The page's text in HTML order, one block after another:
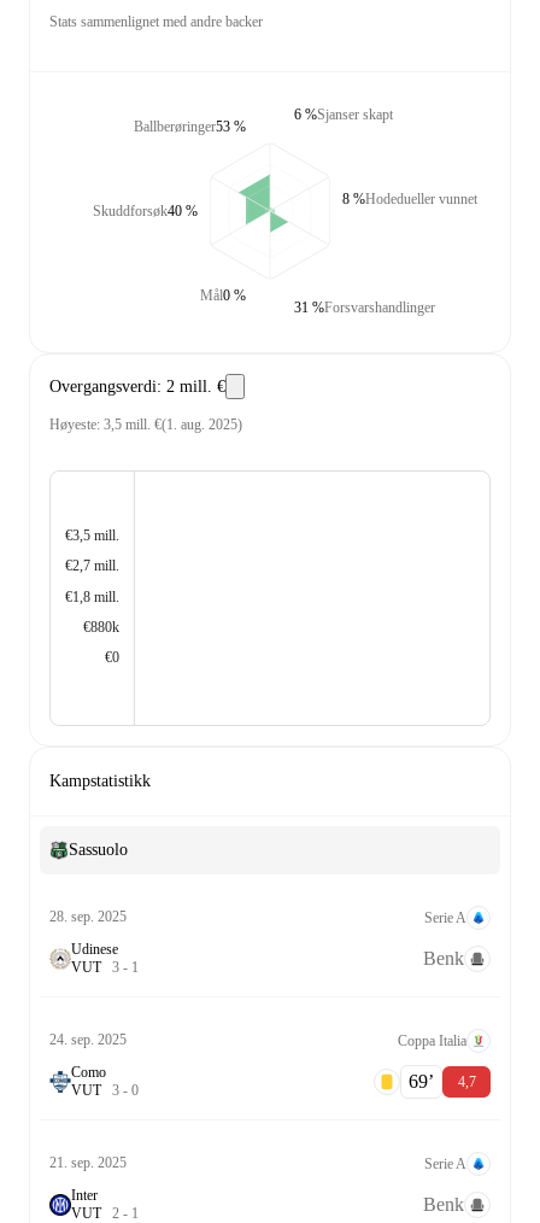
Stats sammenlignet med andre backer
Ballberøringer53 %
Skuddforsøk40 %
Mål0 %
Sjanser skapt
6 %
Hodedueller vunnet
8 %
Forsvarshandlinger
31 %
Overgangsverdi: 2 mill. €
Høyeste: 3,5 mill. €(1. aug. 2025)
€3,5 mill.
€2,7 mill.
€1,8 mill.
€880k
€0
Kampstatistikk
Sassuolo
28. sep. 2025
Serie A
Udinese
VUT 3 - 1 Benk
24. sep. 2025
Coppa Italia
Como
VUT 3 - 0 69‎’‎ 4,7
21. sep. 2025
Serie A
Inter
VUT 2 - 1 Benk